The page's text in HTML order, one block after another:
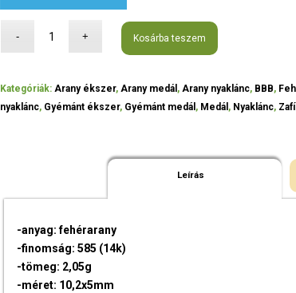
Kosárba teszem
Kategóriák:Arany ékszer,Arany medál ,Arany nyaklánc, BBB,
nyaklánc, Gyémánt ékszer, Gyémánt medál , Medál , Nyaklánc,
Leírás
-anyag: fehérarany
-finomság: 585 (14k)
-tömeg: 2,05g
-méret: 10,2x5mm